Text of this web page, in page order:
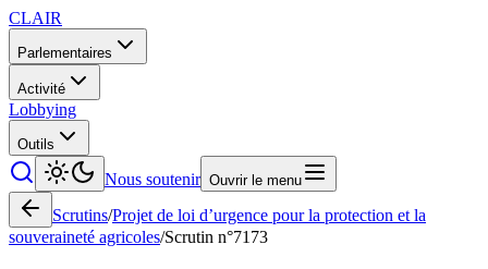
CLAIR
Parlementaires
Activité
Lobbying
Outils
Nous soutenir Ouvrir le menu
Scrutins/Projet de loi d’urgence pour la protection et la
souveraineté agricoles/Scrutin n°7173